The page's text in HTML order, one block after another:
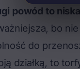
powód to
bo
do
działką, to